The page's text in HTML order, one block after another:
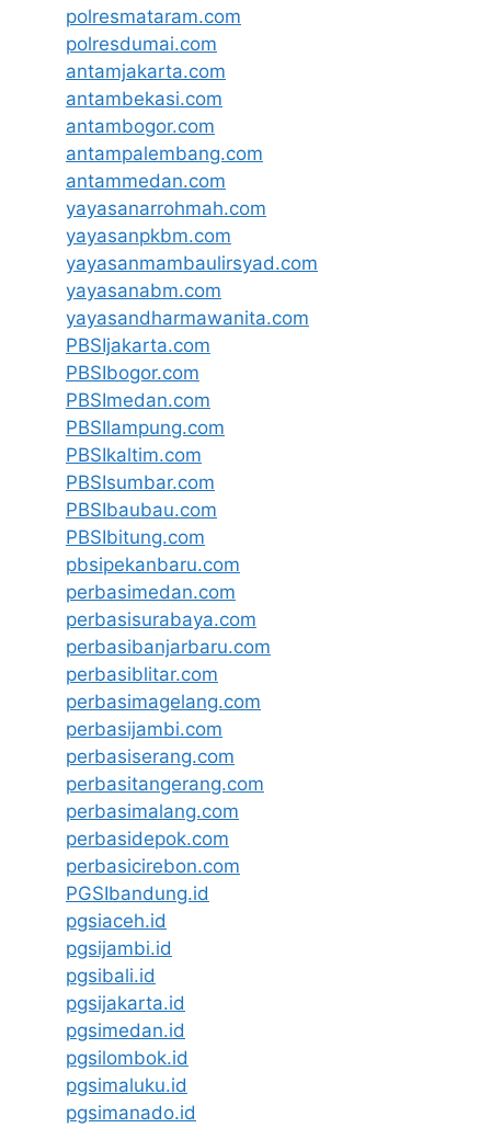
polresmataram.com
polresdumai.com
antamjakarta.com
antambekasi.com
antambogor.com
antampalembang.com
antammedan.com
yayasanarrohmah.com
yayasanpkbm.com
yayasanmambaulirsyad.com
yayasanabm.com
yayasandharmawanita.com
PBSIjakarta.com
PBSIbogor.com
PBSImedan.com
PBSIlampung.com
PBSIkaltim.com
PBSIsumbar.com
PBSIbaubau.com
PBSIbitung.com
pbsipekanbaru.com
perbasimedan.com
perbasisurabaya.com
perbasibanjarbaru.com
perbasiblitar.com
perbasimagelang.com
perbasijambi.com
perbasiserang.com
perbasitangerang.com
perbasimalang.com
perbasidepok.com
perbasicirebon.com
PGSIbandung.id
pgsiaceh.id
pgsijambi.id
pgsibali.id
pgsijakarta.id
pgsimedan.id
pgsilombok.id
pgsimaluku.id
pgsimanado.id